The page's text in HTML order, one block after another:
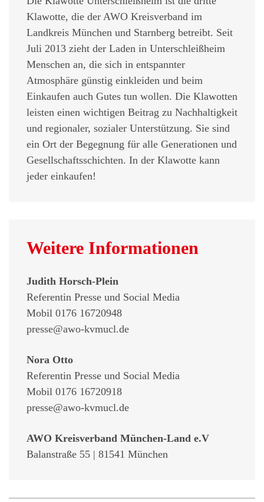
Klawotte, die der AWO Kreisverband im
Landkreis München und Starnberg betreibt. Seit
Juli 2013 zieht der Laden in Unterschleißheim
Menschen an, die sich in entspannter
Atmosphäre günstig einkleiden und beim
Einkaufen auch Gutes tun wollen. Die Klawotten
leisten einen wichtigen Beitrag zu Nachhaltigkeit
und regionaler, sozialer Unterstützung. Sie sind
ein Ort der Begegnung für alle Generationen und
Gesellschaftsschichten. In der Klawotte kann
jeder einkaufen!
Weitere Informationen
Judith Horsch-Plein
Referentin Presse und Social Media
Mobil 0176 16720948
presse@awo-kvmucl.de
Nora Otto
Referentin Presse und Social Media
Mobil 0176 16720918
presse@awo-kvmucl.de
AWO Kreisverband München-Land e.V
Balanstraße 55 | 81541 München